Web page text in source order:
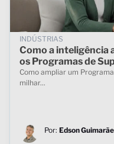
INDÚSTRIAS
Como a
os Programas de
Como ampliar um
milhar...
Por: Edson